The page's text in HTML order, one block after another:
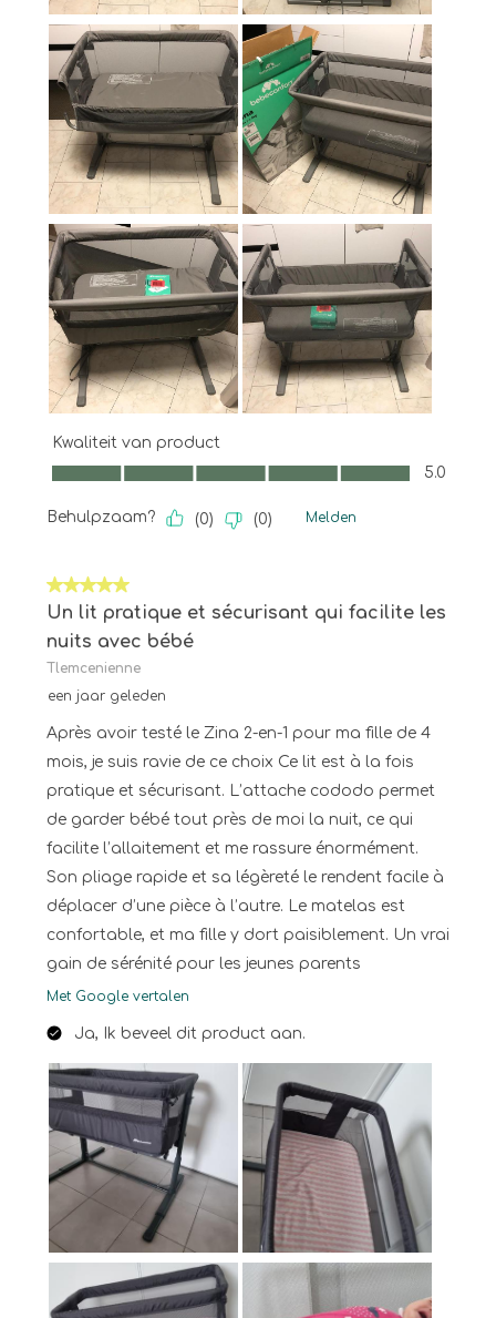
Kwaliteit van product
Kwaliteit van product, 5.0 van 5
5.0
Behulpzaam? (0) (0) Melden
5 van 5 sterren.
Un lit pratique et sécurisant qui facilite les
nuits avec bébé
Tlemcenienne
een jaar geleden
Après avoir testé le Zina 2-en-1 pour ma fille de 4
mois, je suis ravie de ce choix Ce lit est à la fois
pratique et sécurisant. L’attache cododo permet
de garder bébé tout près de moi la nuit, ce qui
facilite l’allaitement et me rassure énormément.
Son pliage rapide et sa légèreté le rendent facile à
déplacer d’une pièce à l’autre. Le matelas est
confortable, et ma fille y dort paisiblement. Un vrai
gain de sérénité pour les jeunes parents
Met Google vertalen
Ja, Ik beveel dit product aan.